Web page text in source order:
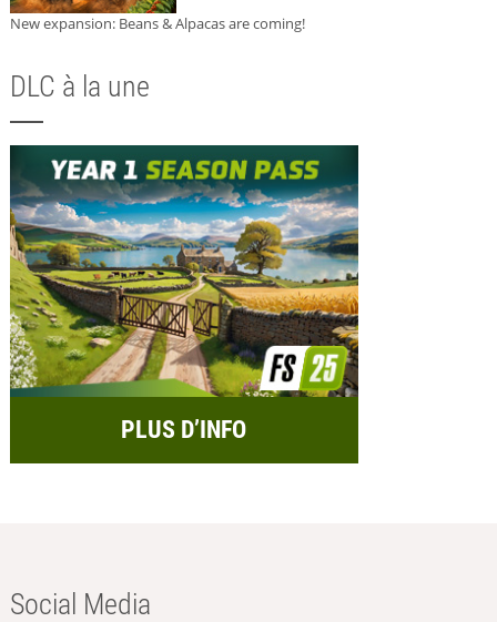
New expansion: Beans & Alpacas are coming!
DLC à la une
PLUS D’INFO
Social Media